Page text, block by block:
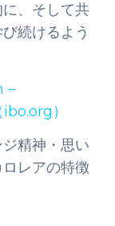
、そして共
続けるよう
–
）
精神・思い
レアの特徴